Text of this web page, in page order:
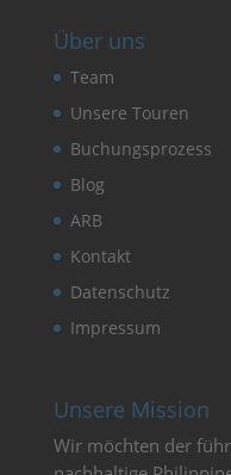
Über uns
Team
Unsere Touren
Buchungsprozess
Blog
ARB
Kontakt
Datenschutz
Impressum
Unsere Mission
Wir möchten der